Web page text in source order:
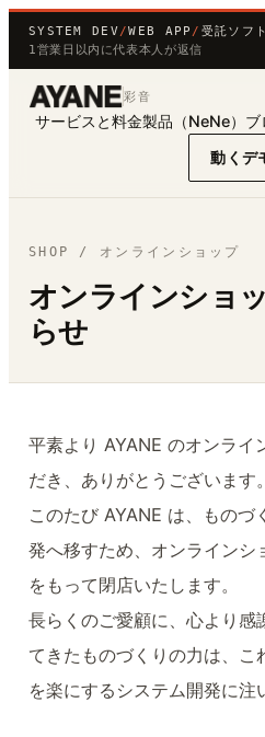
SYSTEM DEV/WEB APP / 受託ソフ
1営業日以内に代表本人が返信
彩音
サービスと料金製品（NeNe） ブ
動くデ
SHOP / オンラインショップ
オンラインショ
らせ
平素より AYANE のオンライ
だき、ありがとうございます。
このたび AYANE は、ものづ
発へ移すため、オンライン
をもって閉店いたします。
長らくのご愛顧に、心より感
てきたものづくりの力は、こ
を楽にするシステム開発に注